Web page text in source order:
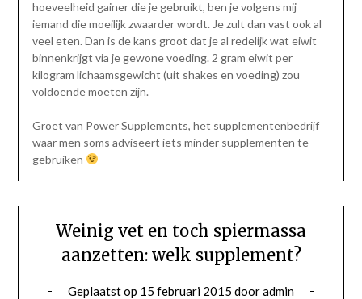
hoeveelheid gainer die je gebruikt, ben je volgens mij
iemand die moeilijk zwaarder wordt. Je zult dan vast ook al
veel eten. Dan is de kans groot dat je al redelijk wat eiwit
binnenkrijgt via je gewone voeding. 2 gram eiwit per
kilogram lichaamsgewicht (uit shakes en voeding) zou
voldoende moeten zijn.
Groet van Power Supplements, het supplementenbedrijf
waar men soms adviseert iets minder supplementen te
gebruiken
Weinig vet en toch spiermassa
aanzetten: welk supplement?
Geplaatst op 15 februari 2015 dooradmin